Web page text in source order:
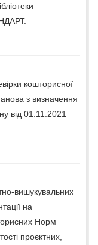
кошторисної
з визначення
від 01.11.2021
вишукувальних
на
Норм
проєктних,